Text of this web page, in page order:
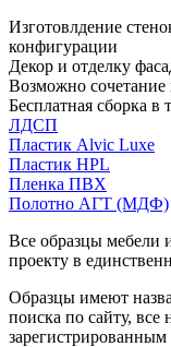
Изготовлдение
конфигурации
Декор и отделку
Возможно сочетание
Бесплатная сборка в
ЛДСП
Пластик Alvic Luxe
Пластик HPL
Пленка ПВХ
Полотно АГТ (МДФ)
Все образцы мебели
проекту в
Образцы имеют
поиска по сайту, все